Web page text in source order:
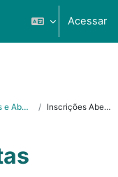
Acessar
Cursos Gratuitos e Abertos Inscrições Abertas